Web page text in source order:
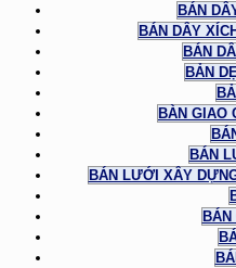
BÁN
BÁN DÂY
BÁN
BẢN
BÀN GIAO
BÁN
BÁN LƯỚI XÂY
BÁN